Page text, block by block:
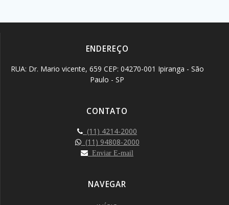
ENDEREÇO
RUA: Dr. Mario vicente, 659 CEP: 04270-001 Ipiranga - São
Paulo - SP
CONTATO
(11) 4214-2000
(11) 94808-2000
Enviar E-mail
NAVEGAR